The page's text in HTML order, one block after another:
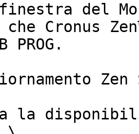
del
che Cronus
PROG.
la